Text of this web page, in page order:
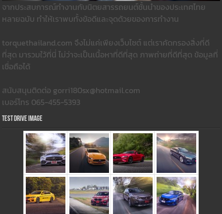
จากประสบการณ์ทำงานกับนิตยสารรถยนต์ชั้นนำของประเทศไทย
หลายฉบับ ทำให้เราพบทั้งข้อดีและจุดด้วยของการทำงาน
torquethailand.com จึงไม่แค่เพียงเว็บไซต์ แต่เราคัดกรองสิ่งที่ดี
ที่สุด มารวมใว้ที่นี่ ไม่ว่าจะเป็นเนื้อหาที่ดีที่สุด ภาพถ่ายที่ดีที่สุด ข้อมูลที่
เชื่อถือได้
สนับสนุนติดต่อ gorri180sx@hotmail.com
เบอร์โทร 065-455-5393
Test Drive Image